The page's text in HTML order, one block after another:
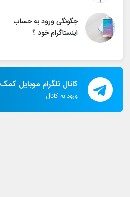
چگونگی ورود به حساب
اینستاگرام خود ؟
کانال تلگرام موبایل کمک
ورود به کانال